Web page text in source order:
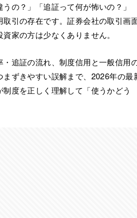
の？」「追証って何が怖いの？」
引の存在です。証券会社の取引画
家の方は少なくありません。
追証の流れ、制度信用と一般信用
ずきやすい誤解まで、2026年の最
度を正しく理解して「使うかどう